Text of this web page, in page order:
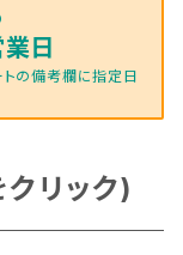
日
の備考欄に指定日
リック)